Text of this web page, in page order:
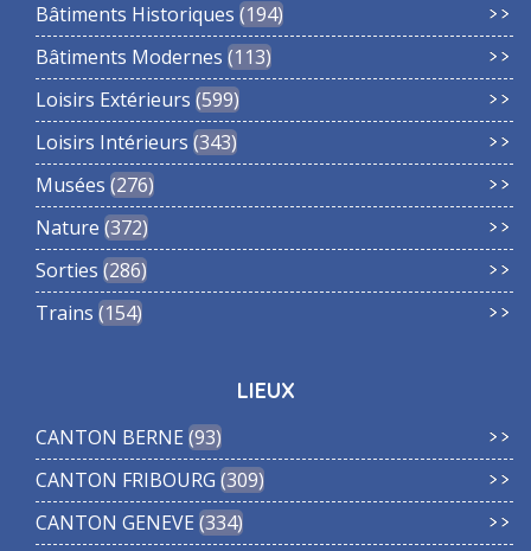
Bâtiments Historiques 194
Bâtiments Modernes 113
Loisirs Extérieurs 599
Loisirs Intérieurs 343
Musées 276
Nature 372
Sorties 286
Trains 154
LIEUX
CANTON BERNE 93
CANTON FRIBOURG 309
CANTON GENEVE 334